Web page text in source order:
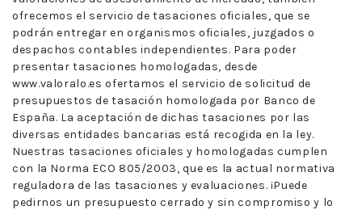
ofrecemos el servicio de tasaciones oficiales, que se
podrán entregar en organismos oficiales, juzgados o
despachos contables independientes. Para poder
presentar tasaciones homologadas, desde
www.valoralo.es ofertamos el servicio de solicitud de
presupuestos de tasación homologada por Banco de
España. La aceptación de dichas tasaciones por las
diversas entidades bancarias está recogida en la ley.
Nuestras tasaciones oficiales y homologadas cumplen
con la Norma ECO 805/2003, que es la actual normativa
reguladora de las tasaciones y evaluaciones. ¡Puede
pedirnos un presupuesto cerrado y sin compromiso y lo